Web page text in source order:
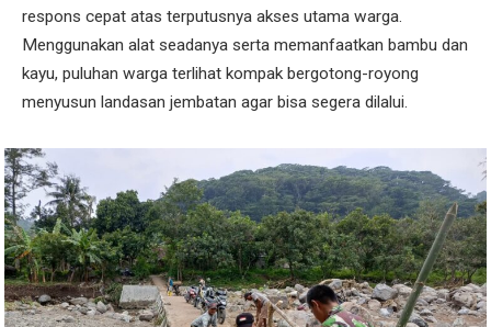
respons cepat atas terputusnya akses utama warga.
Menggunakan alat seadanya serta memanfaatkan bambu dan
kayu, puluhan warga terlihat kompak bergotong-royong
menyusun landasan jembatan agar bisa segera dilalui.